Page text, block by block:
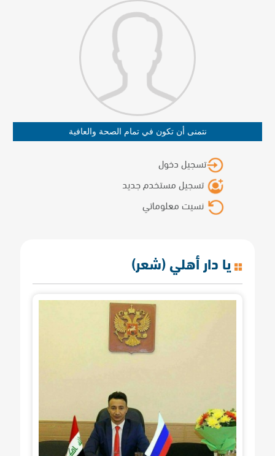
نتمنى أن تكون في تمام الصحة والعافية
تسجيل دخول
تسجيل مستخدم جديد
نسيت معلوماتي
يا دار أهلي (شعر)